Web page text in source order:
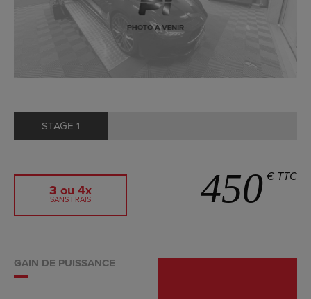
STAGE 1
3 ou 4x
SANS FRAIS 450 € TTC
GAIN DE PUISSANCE